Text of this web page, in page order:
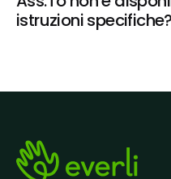
istruzioni specifiche?